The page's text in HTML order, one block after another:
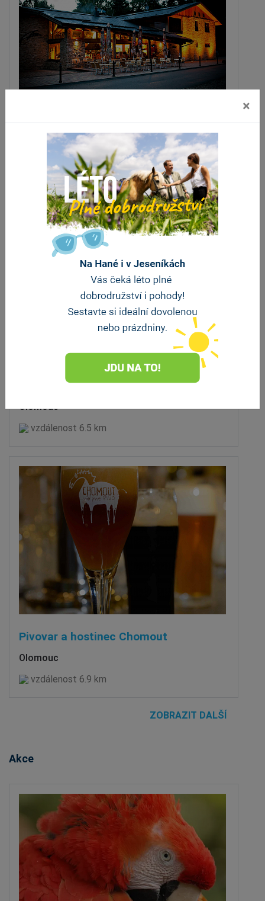
Restaurace Archa
Sv. Kopeček
vzdálenost 4.3 km
Pražírna & kavárna Café Gape
Olomouc
vzdálenost 6.5 km
Pivovar a hostinec Chomout
Olomouc
vzdálenost 6.9 km
ZOBRAZIT DALŠÍ
Akce
×